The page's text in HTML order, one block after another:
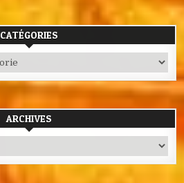
CATÉGORIES
ARCHIVES